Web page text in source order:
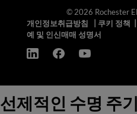
© 2026 Rochester
개인정보취급방침
쿠키 정책
예 및 인신매매 성명서
선제적인 수명 주